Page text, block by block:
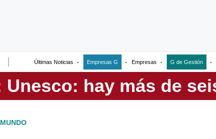
Últimas Noticias Empresas G Empresas G de Gestión
MUNDO